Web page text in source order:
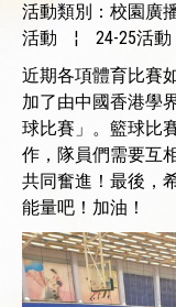
活動類別：校園廣
活動
¦
24-25活動
近期各項體育比賽
加了由中國香港學
球比賽」。籃球比
作，隊員們需要互
共同奮進！最後，
能量吧！加油！